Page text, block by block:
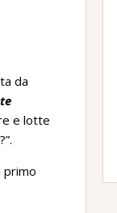
da
e lotte
primo